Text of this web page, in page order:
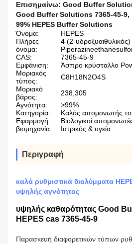
Επισημαίνω: Good Buffer
Good Buffer Solutions 7365-45-9,
99% HEPES Buffer Solutions
Όνομα:
HEPES
Πλήρες
όνομα:
4 (2-
CAS:
7365-45-9
Εμφάνιση:
Άσπρο κρύσταλλο
Μοριακός
τύπος:
C8H18N2O4S
Μοριακό
βάρος:
238,305
Αγνότητα:
>99%
Κατηγορία:
Καλός απομονωτής
Εφαρμογή:
Βιολογικοί
βιομηχανία:
Ιατρικός & υγεία
Περιγραφή
καλά ρυθμιστικά διαλύμματα
υψηλής αγνότητας
υψηλής καθαρότητας Good
HEPES cas 7365-45-9
Παρασκευή διαφορετικών τύπων